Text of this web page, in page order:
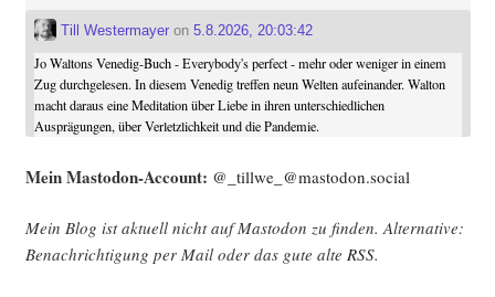
Till Westermayeron 5.8.2026, 20:03:42
Jo Waltons Venedig-Buch - Everybody's perfect - mehr oder weniger in einem
Zug durchgelesen. In diesem Venedig treffen neun Welten aufeinander. Walton
macht daraus eine Meditation über Liebe in ihren unterschiedlichen
Ausprägungen, über Verletzlichkeit und die Pandemie.
Mein Mast­o­don-Account: @_tillwe_@mastodon.social
Mein Blog ist aktu­ell nicht auf Mast­o­don zu fin­den. Alter­na­ti­ve:
Benach­rich­ti­gung per Mail oder das gute alte RSS.